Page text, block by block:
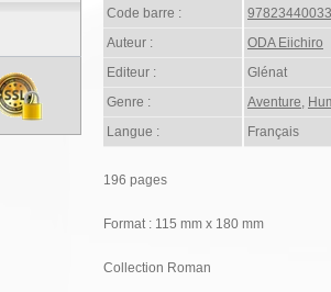
Code barre :
Auteur :
ODA Eiichiro
Editeur :
Glénat
Genre :
Aventure,
Langue :
Français
196 pages
Format : 115 mm x 180 mm
Collection Roman